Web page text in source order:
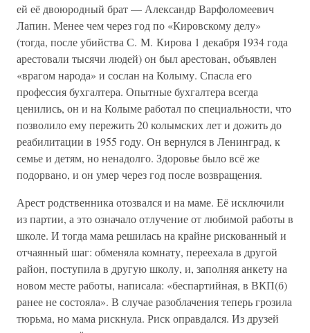
ей её двоюродный брат — Александр Варфоломеевич
Лапин. Менее чем через год по «Кировскому делу»
(тогда, после убийства С. М. Кирова 1 декабря 1934 года
арестовали тысячи людей) он был арестован, объявлен
«врагом народа» и сослан на Колыму. Спасла его
профессия бухгалтера. Опытные бухгалтера всегда
ценились, он и на Колыме работал по специальности, что
позволило ему пережить 20 колымских лет и дожить до
реабилитации в 1955 году. Он вернулся в Ленинград, к
семье и детям, но ненадолго. Здоровье было всё же
подорвано, и он умер через год после возвращения.
Арест родственника отозвался и на маме. Её исключили
из партии, а это означало отлучение от любимой работы в
школе. И тогда мама решилась на крайне рискованный и
отчаянный шаг: обменяла комнату, переехала в другой
район, поступила в другую школу, и, заполняя анкету на
новом месте работы, написала: «беспартийная, в ВКП(б)
ранее не состояла». В случае разоблачения теперь грозила
тюрьма, но мама рискнула. Риск оправдался. Из друзей